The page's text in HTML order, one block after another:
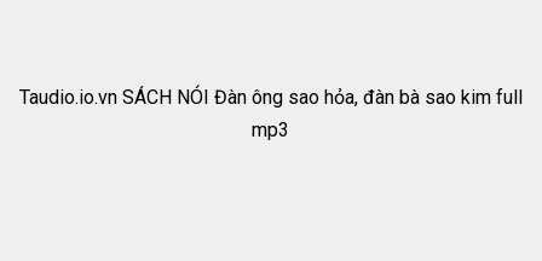
Taudio.io.vn SÁCH NÓI Đàn ông sao hỏa, đàn bà sao kim full
mp3